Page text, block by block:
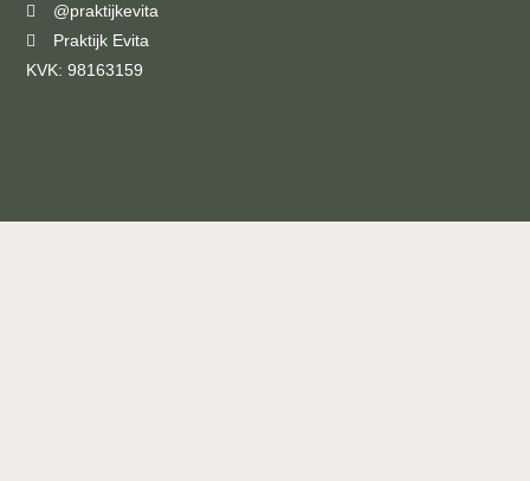
@praktijkevita
Praktijk Evita
KVK: 98163159